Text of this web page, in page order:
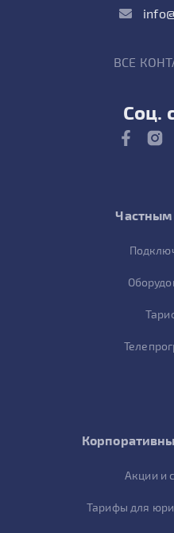
ВСЕ
Соц.
Акции и
Тарифы для